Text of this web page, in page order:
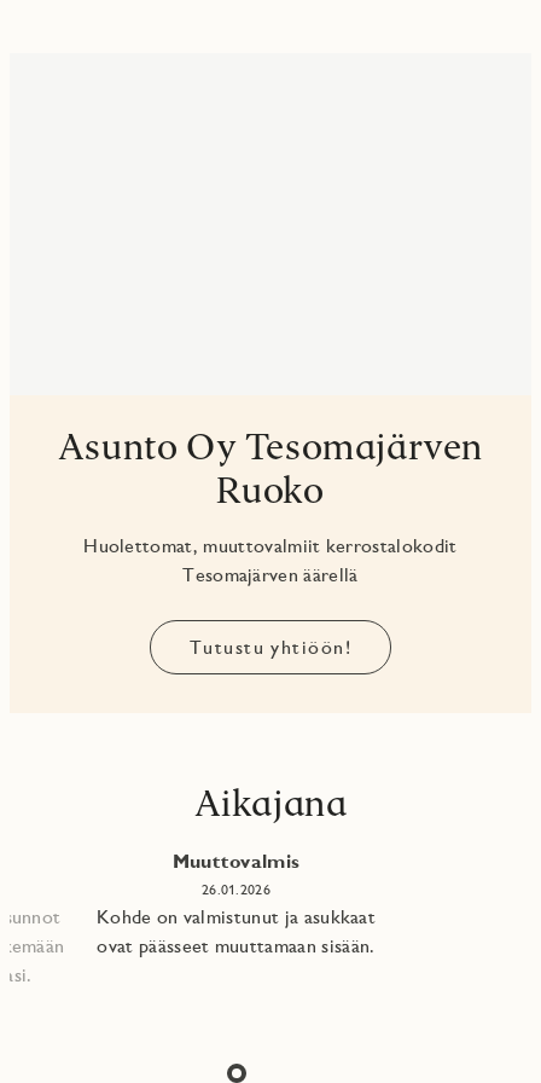
Asunto Oy Tesomajärven
Ruoko
Huolettomat, muuttovalmiit kerrostalokodit
Tesomajärven äärellä
Tutustu yhtiöön!
Aikajana
Muuttovalmis
26.01.2026
Kohde on valmistunut ja asukkaat
ovat päässeet muuttamaan sisään.